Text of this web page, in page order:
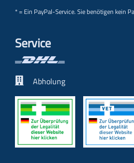
* = Ein PayPal-Service. Sie benötigen kein
Service
Abholung